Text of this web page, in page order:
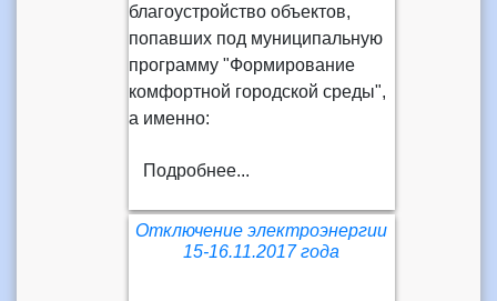
благоустройство объектов,
попавших под муниципальную
программу "Формирование
комфортной городской среды",
а именно:
Подробнее...
Отключение электроэнергии
15-16.11.2017 года